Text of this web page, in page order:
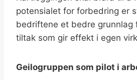
potensialet for forbedring er
bedriftene et bedre grunnlag
tiltak som gir effekt i egen
Geilogruppen som pilot i